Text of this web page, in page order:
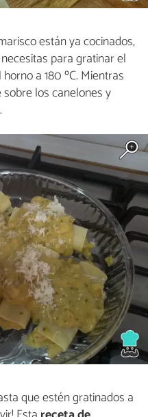
están ya cocinados,
para gratinar el
a 180 ºC. Mientras
los canelones y
.
que estén gratinados a